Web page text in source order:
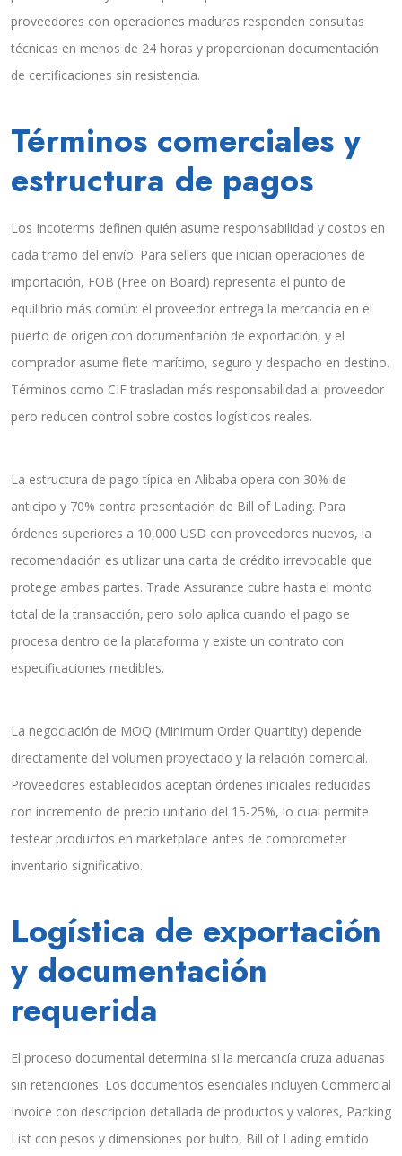
proveedores con operaciones maduras responden consultas
técnicas en menos de 24 horas y proporcionan documentación
de certificaciones sin resistencia.
Términos comerciales y
estructura de pagos
Los Incoterms definen quién asume responsabilidad y costos en
cada tramo del envío. Para sellers que inician operaciones de
importación, FOB (Free on Board) representa el punto de
equilibrio más común: el proveedor entrega la mercancía en el
puerto de origen con documentación de exportación, y el
comprador asume flete marítimo, seguro y despacho en destino.
Términos como CIF trasladan más responsabilidad al proveedor
pero reducen control sobre costos logísticos reales.
La estructura de pago típica en Alibaba opera con 30% de
anticipo y 70% contra presentación de Bill of Lading. Para
órdenes superiores a 10,000 USD con proveedores nuevos, la
recomendación es utilizar una carta de crédito irrevocable que
protege ambas partes. Trade Assurance cubre hasta el monto
total de la transacción, pero solo aplica cuando el pago se
procesa dentro de la plataforma y existe un contrato con
especificaciones medibles.
La negociación de MOQ (Minimum Order Quantity) depende
directamente del volumen proyectado y la relación comercial.
Proveedores establecidos aceptan órdenes iniciales reducidas
con incremento de precio unitario del 15-25%, lo cual permite
testear productos en marketplace antes de comprometer
inventario significativo.
Logística de exportación
y documentación
requerida
El proceso documental determina si la mercancía cruza aduanas
sin retenciones. Los documentos esenciales incluyen Commercial
Invoice con descripción detallada de productos y valores, Packing
List con pesos y dimensiones por bulto, Bill of Lading emitido